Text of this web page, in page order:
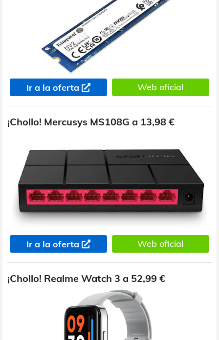
Ir a la oferta Web oficial
¡Chollo! Mercusys MS108G a 13,98 €
Ir a la oferta Web oficial
¡Chollo! Realme Watch 3 a 52,99 €